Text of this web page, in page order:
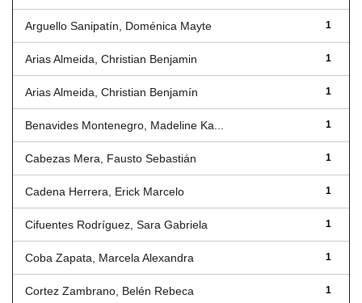
1
Arguello Sanipatín, Doménica Mayte
1
Arias Almeida, Christian Benjamin
1
Arias Almeida, Christian Benjamín
1
Benavides Montenegro, Madeline Ka...
1
Cabezas Mera, Fausto Sebastián
1
Cadena Herrera, Erick Marcelo
1
Cifuentes Rodríguez, Sara Gabriela
1
Coba Zapata, Marcela Alexandra
1
Cortez Zambrano, Belén Rebeca